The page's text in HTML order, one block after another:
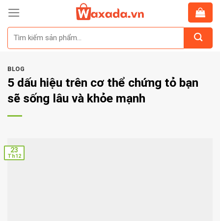
Skip
content
BLOG
5 dấu hiệu trên cơ thể chứng tỏ bạn
sẽ sống lâu và khỏe mạnh
23
Th12